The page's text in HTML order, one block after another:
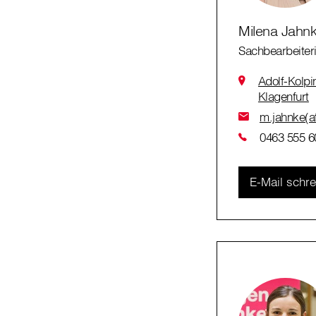
Milena
Adolf-
Klagenfurt
0463 555
E-Mail